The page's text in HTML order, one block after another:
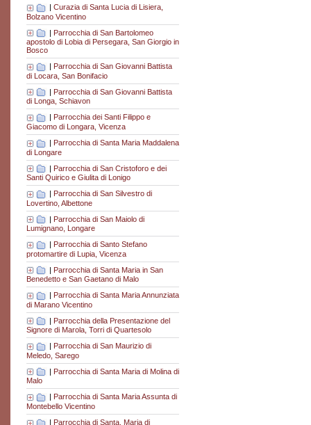
Curazia di Santa Lucia di Lisiera,
Bolzano Vicentino
| Parrocchia di San Bartolomeo
apostolo di Lobia di Persegara, San Giorgio in
Bosco
Parrocchia di San Giovanni Battista
di Locara, San Bonifacio
| Parrocchia di San Giovanni Battista
di Longa, Schiavon
Parrocchia dei Santi Filippo e
Giacomo di Longara, Vicenza
| Parrocchia di Santa Maria Maddalena
di Longare
| Parrocchia di San Cristoforo e dei
Santi Quirico e Giulita di Lonigo
| Parrocchia di San Silvestro di
Lovertino, Albettone
| Parrocchia di San Maiolo di
Lumignano, Longare
| Parrocchia di Santo Stefano
protomartire di Lupia, Vicenza
| Parrocchia di Santa Maria in San
Benedetto e San Gaetano di Malo
Parrocchia di Santa Maria Annunziata
di Marano Vicentino
| Parrocchia della Presentazione del
Signore di Marola, Torri di Quartesolo
Parrocchia di San Maurizio di
Meledo, Sarego
| Parrocchia di Santa Maria di Molina di
Malo
Parrocchia di Santa Maria Assunta di
Montebello Vicentino
| Parrocchia di Santa. Maria di